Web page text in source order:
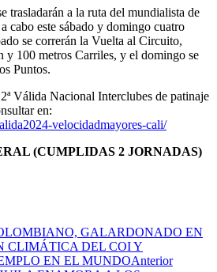
trasladarán a la ruta del mundialista de
cabo este sábado y domingo cuatro
se correrán la Vuelta al Circuito,
y 100 metros Carriles, y el domingo se
Puntos.
Válida Nacional Interclubes de patinaje
en:
velocidadmayores-cali/
(CUMPLIDAS 2 JORNADAS)
GALARDONADO EN
CLIMÁTICA DEL COI Y
EN EL MUNDOAnterior